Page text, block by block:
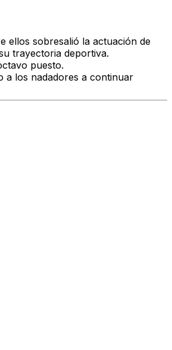
ellos sobresalió la actuación de
trayectoria deportiva.
puesto.
a los nadadores a continuar